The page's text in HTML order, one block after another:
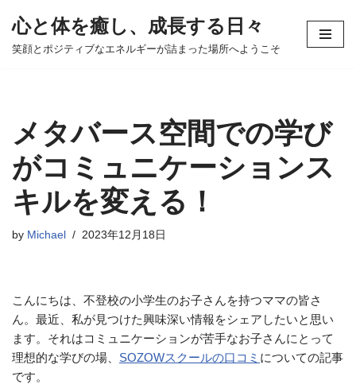
コ
へ
ス
キ
ッ
心と体を癒し、成長する日々
笑顔とポジティブなエネルギーが詰まった場所へようこそ
メタバース空間での学び
がコミュニケーションス
キルを変える！
by Michael 2023年12月18日
こんにちは、不登校の小学生のお子さんを持つママの皆さ
ん。最近、私が見つけた興味深い情報をシェアしたいと思い
ます。それはコミュニケーションが苦手なお子さんにとって
理想的な学びの場、 SOZOWスクールの口コミ についての記事
です。